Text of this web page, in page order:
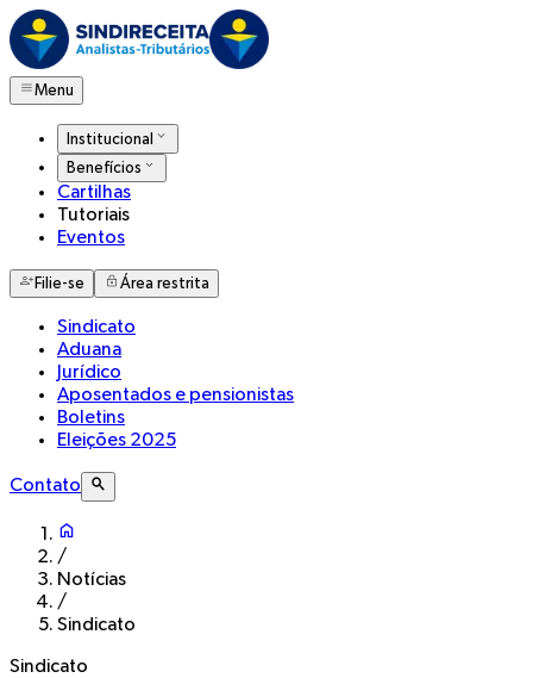
Menu
Institucional
Benefícios
Cartilhas
Tutoriais
Eventos
Filie-se Área restrita
Sindicato
Aduana
Jurídico
Aposentados e pensionistas
Boletins
Eleições 2025
Contato
/
Notícias
/
Sindicato
Sindicato